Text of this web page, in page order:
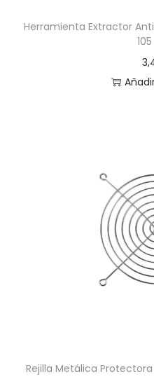
Herramienta Extractor
Rejilla Metálica